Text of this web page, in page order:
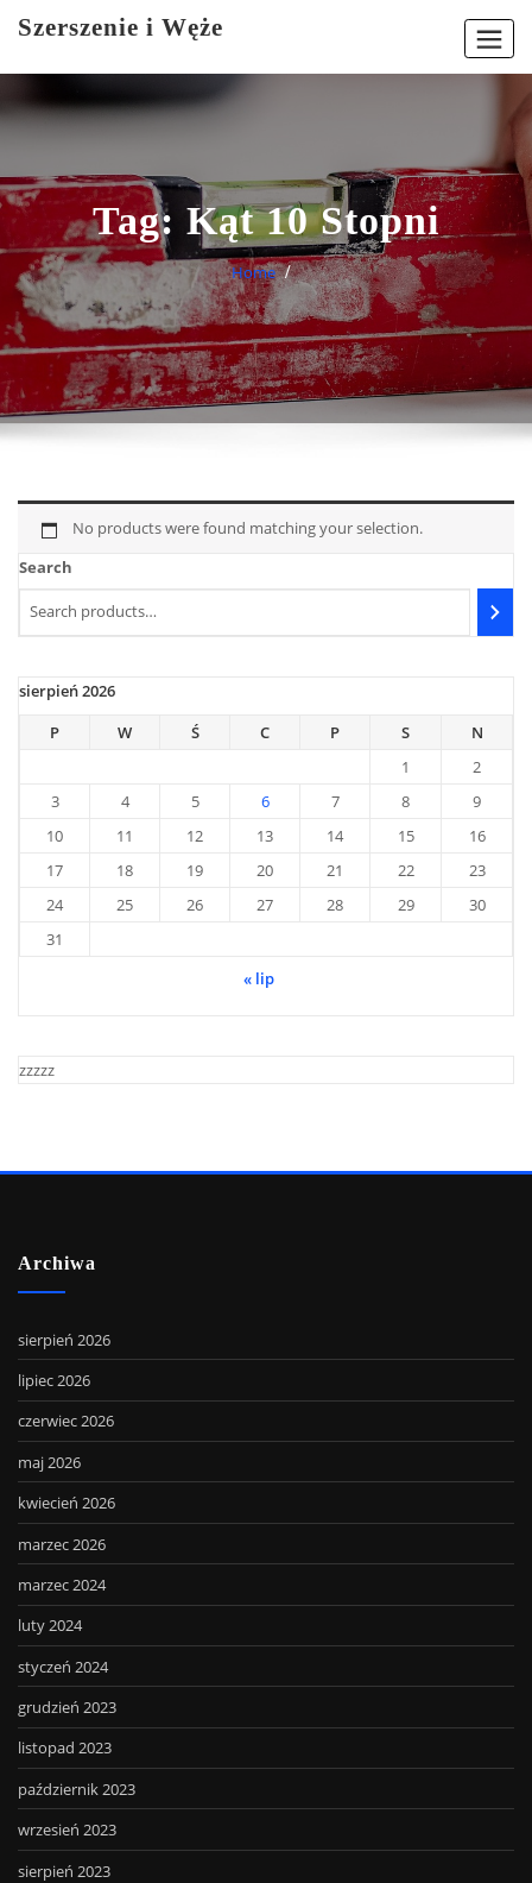
Szerszenie i Węże
Tag: Kąt 10 Stopni
Home
No products were found matching your selection.
Search
sierpień 2026
P
W Ś C P S
N
1
2
3
4 5 6 7 8
9
10
11 12 13 14 15
16
17
18 19 20 21 22
23
24
25 26 27 28 29
30
31
« lip
zzzzz
Archiwa
sierpień 2026
lipiec 2026
czerwiec 2026
maj 2026
kwiecień 2026
marzec 2026
marzec 2024
luty 2024
styczeń 2024
grudzień 2023
listopad 2023
październik 2023
wrzesień 2023
sierpień 2023